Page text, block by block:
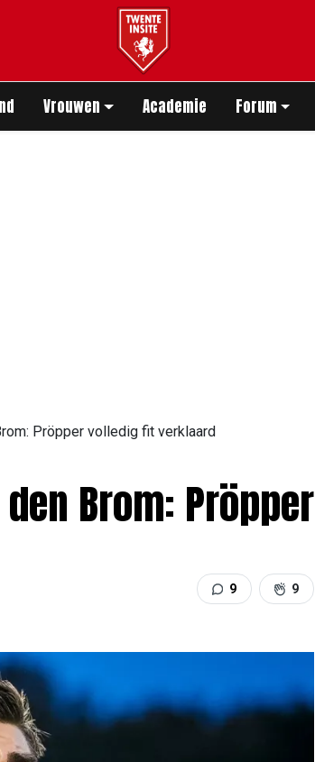
Vrouwen Academie Forum
Pröpper volledig fit verklaard
Brom: Pröpper
9 9